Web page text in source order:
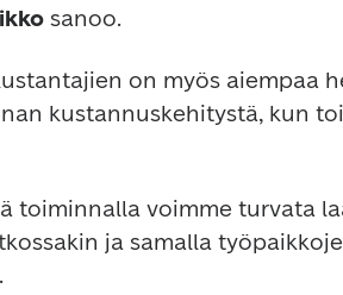
sanoo.
on myös aiempaa
kustannuskehitystä, kun
toiminnalla voimme turvata
ja samalla